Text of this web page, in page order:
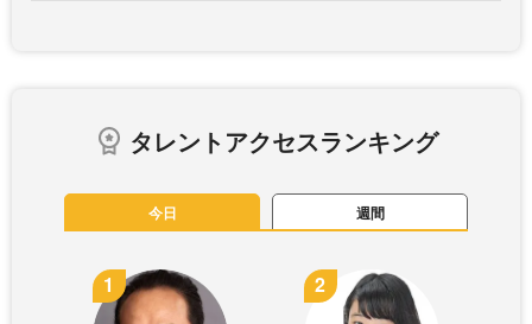
タレントアクセスランキング
今日 週間